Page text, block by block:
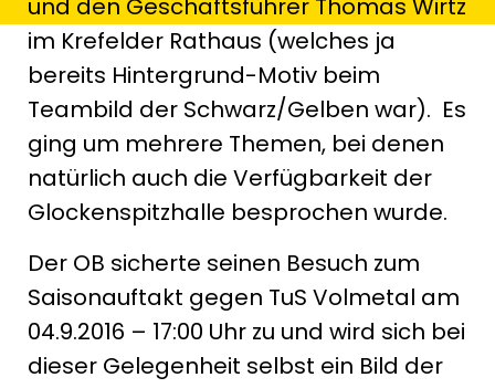
und den Geschäftsführer Thomas Wirtz
im Krefelder Rathaus (welches ja
bereits Hintergrund-Motiv beim
Teambild der Schwarz/Gelben war). Es
ging um mehrere Themen, bei denen
natürlich auch die Verfügbarkeit der
Glockenspitzhalle besprochen wurde.
Der OB sicherte seinen Besuch zum
Saisonauftakt gegen TuS Volmetal am
04.9.2016 – 17:00 Uhr zu und wird sich bei
dieser Gelegenheit selbst ein Bild der